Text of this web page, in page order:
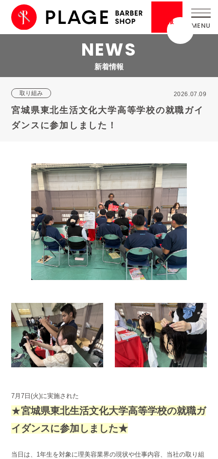
情報
NEWS
新着情報
取り組み
宮城県東北生活文化大学高等学校の就職ガイ
ダンスに参加しました！
2026.07.09
7月7日(火)に実施された
★宮城県東北生活文化大学高等学校の就職ガ
イダンスに参加しました★
当日は、1年生を対象に理美容業界の現状や仕事内容、当社の取り組